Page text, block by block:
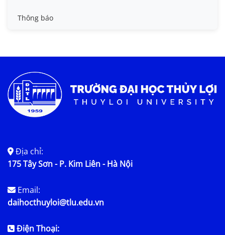
Tin đào tạo
Tin tức chung
Thông báo
Địa chỉ:
175 Tây Sơn - P. Kim Liên - Hà Nội
Email:
daihocthuyloi@tlu.edu.vn
Điện Thoại: